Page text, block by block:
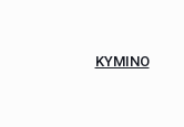
ΚΥΜΙΝΟ